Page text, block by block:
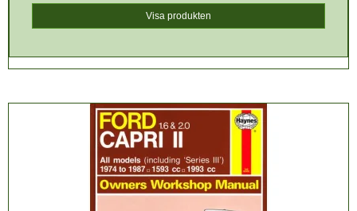
Visa produkten